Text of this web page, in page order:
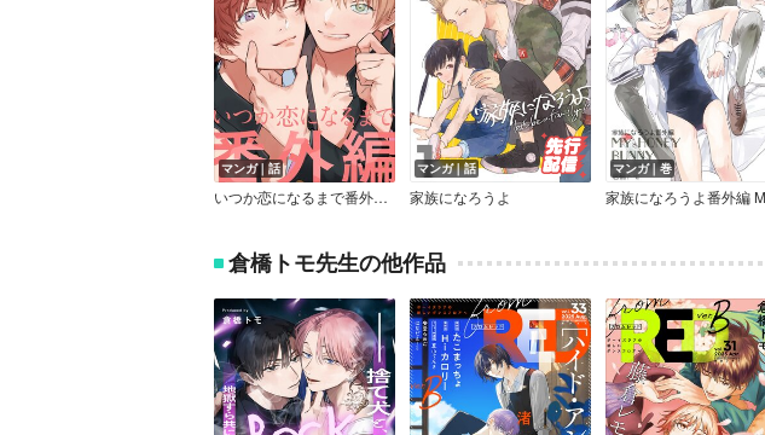
マンガ｜話
いつか恋になるまで番外編 － 思春期 － 【商業未発表作品】
マンガ｜話
家族になろうよ
マンガ｜巻
倉橋トモ先生の他作品